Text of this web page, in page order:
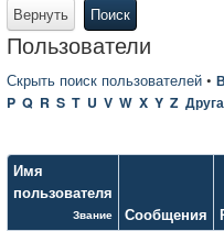
Вернуть Поиск
Пользователи
Скрыть поиск пользователей •
P Q R S T U V W X Y Z
Имя
пользователя
Звание Сообщения